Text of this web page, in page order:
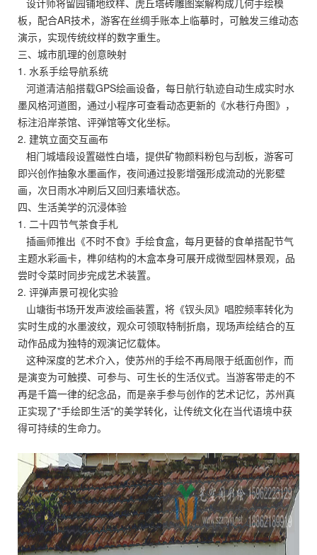
设计师将留园铺地纹样、虎丘塔砖雕图案解构成几何手绘模
板，配合AR技术，游客在丝绸手账本上临摹时，可触发三维动态
演示，实现传统纹样的数字重生。
三、城市肌理的创意映射
1. 水系手绘导航系统
河道清洁船搭载GPS绘画设备，每日航行轨迹自动生成实时水
墨风格河道图，通过小程序可查看动态更新的《水巷行舟图》，
标注沿岸茶馆、评弹馆等文化坐标。
2. 建筑立面交互画布
相门城墙段设置磁性白墙，提供矿物颜料粉包与刮板，游客可
即兴创作抽象水墨画作，夜间通过投影增强形成流动的光影壁
画，次日雨水冲刷后又回归素墙状态。
四、生活美学的沉浸体验
1. 二十四节气茶食手札
插画师推出《不时不食》手绘食盒，每月更替的食单搭配节气
主题水彩画卡，榫卯结构的木盒本身可展开成微型园林景观，品
尝时令菜时同步完成艺术装置。
2. 评弹声景可视化实验
山塘街书场开发声波绘画装置，将《钗头凤》唱腔频率转化为
实时生成的水墨波纹，观众可领取特制折扇，现场声绘结合的互
动作品成为独特的观演记忆载体。
这种深度的艺术介入，使苏州的手绘不再局限于纸面创作，而
是演变为可触摸、可参与、可生长的生活仪式。当游客带走的不
再是千篇一律的纪念品，而是亲手参与创作的艺术记忆，苏州真
正实现了"手绘即生活"的美学转化，让传统文化在当代语境中获
得可持续的生命力。